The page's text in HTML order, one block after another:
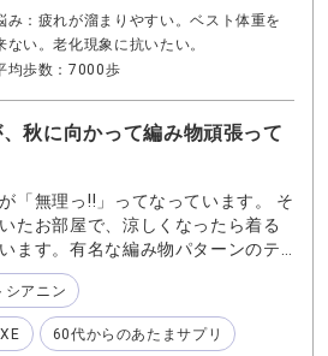
ます… それを全方位からサポート
らデラックスなのね…と納得しま
） 最近買い換えたスマホの操作の
も色々気になる年頃の両親には
（デラックス）』を勧めようと
アイDELUXE（デラックス）』の
いめの粒なのに１粒でOK ・年齢
サポートする成分を上手くチョイ
類の栄養素の必要を感じている方
飲む前に まずはコレ１粒からおす
なサプリです
み：疲れが溜まりやすい。ベスト体重を
ない。老化現象に抗いたい。
均歩数：7000歩
秋に向かって編み物頑張って
「無理っ‼️」ってなっています。 そ
たお部屋で、涼しくなったら着る
ます。有名な編み物パターンのテ
ザインしたranunculus(ラナンキュ
ール60％、コットン20%.シルク
っているピンクの手染めの糸🧵
が楽しみ！ セーターの制作を影で
シアニン
60代からのあたまサプリ